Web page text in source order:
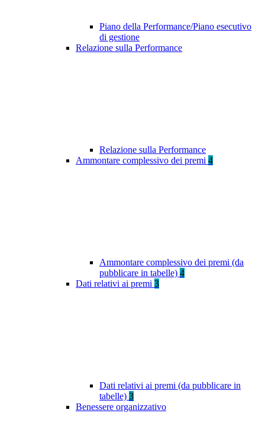
Piano della Performance/Piano esecutivo
di gestione
Relazione sulla Performance
Relazione sulla Performance
Ammontare complessivo dei premi 4
Ammontare complessivo dei premi (da
pubblicare in tabelle) 4
Dati relativi ai premi 3
Dati relativi ai premi (da pubblicare in
tabelle) 3
Benessere organizzativo